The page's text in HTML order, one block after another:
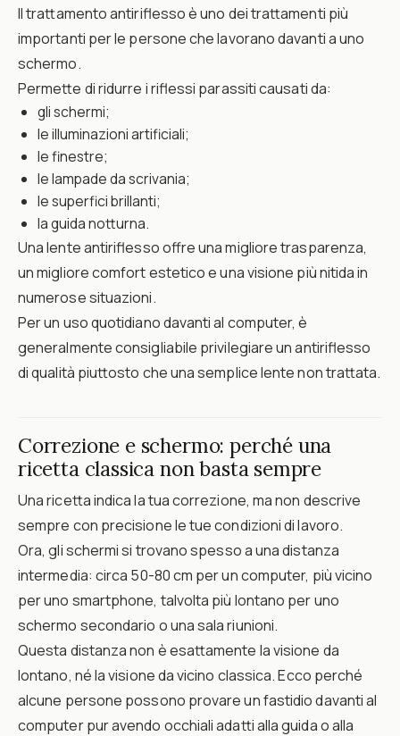
Il trattamento antiriflesso è uno dei trattamenti più
importanti per le persone che lavorano davanti a uno
schermo.
Permette di ridurre i riflessi parassiti causati da:
gli schermi;
le illuminazioni artificiali;
le finestre;
le lampade da scrivania;
le superfici brillanti;
la guida notturna.
Una lente antiriflesso offre una migliore trasparenza,
un migliore comfort estetico e una visione più nitida in
numerose situazioni.
Per un uso quotidiano davanti al computer, è
generalmente consigliabile privilegiare un antiriflesso
di qualità piuttosto che una semplice lente non trattata.
Correzione e schermo: perché una
ricetta classica non basta sempre
Una ricetta indica la tua correzione, ma non descrive
sempre con precisione le tue condizioni di lavoro.
Ora, gli schermi si trovano spesso a una distanza
intermedia: circa 50-80 cm per un computer, più vicino
per uno smartphone, talvolta più lontano per uno
schermo secondario o una sala riunioni.
Questa distanza non è esattamente la visione da
lontano, né la visione da vicino classica. Ecco perché
alcune persone possono provare un fastidio davanti al
computer pur avendo occhiali adatti alla guida o alla